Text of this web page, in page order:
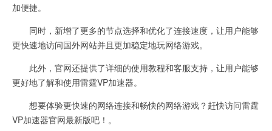
加便捷。
同时，新增了更多的节点选择和优化了连接速度，让用户能够
更快速地访问国外网站并且更加稳定地玩网络游戏。
此外，官网还提供了详细的使用教程和客服支持，让用户能够
更好地了解和使用雷霆VP加速器。
想要体验更快速的网络连接和畅快的网络游戏？赶快访问雷霆
VP加速器官网最新版吧！。